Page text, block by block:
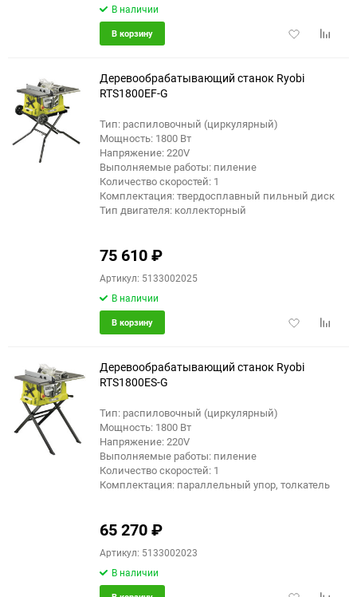
В наличии
Добавить
В корзину
еще 1 фото
Деревообрабатывающий станок Ryobi
RTS1800EF-G
Тип: распиловочный (циркулярный)
Мощность: 1800 Вт
Напряжение: 220V
Выполняемые работы: пиление
Количество скоростей: 1
Комплектация: твердосплавный пильный диск
Тип двигателя: коллекторный
75 610₽
Артикул: 5133002025
В наличии
Добавить
В корзину
еще 1 фото
Деревообрабатывающий станок Ryobi
RTS1800ES-G
Тип: распиловочный (циркулярный)
Мощность: 1800 Вт
Напряжение: 220V
Выполняемые работы: пиление
Количество скоростей: 1
Комплектация: параллельный упор, толкатель
65 270₽
Артикул: 5133002023
В наличии